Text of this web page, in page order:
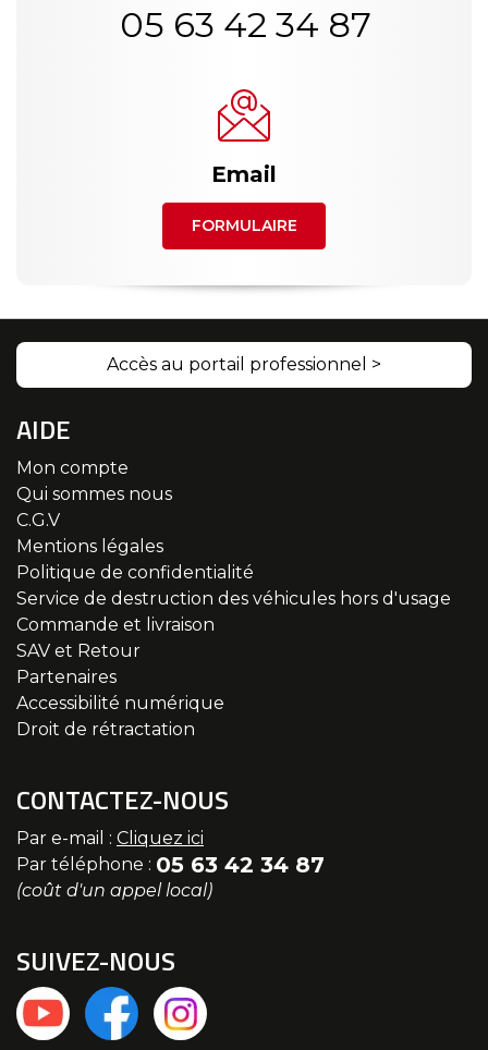
05 63 42 34 87
Email
FORMULAIRE
Accès au portail professionnel >
AIDE
Mon compte
Qui sommes nous
C.G.V
Mentions légales
Politique de confidentialité
Service de destruction des véhicules hors d'usage
Commande et livraison
SAV et Retour
Partenaires
Accessibilité numérique
Droit de rétractation
CONTACTEZ-NOUS
Par e-mail : Cliquez ici
Par téléphone : 05 63 42 34 87
(coût d'un appel local)
SUIVEZ-NOUS